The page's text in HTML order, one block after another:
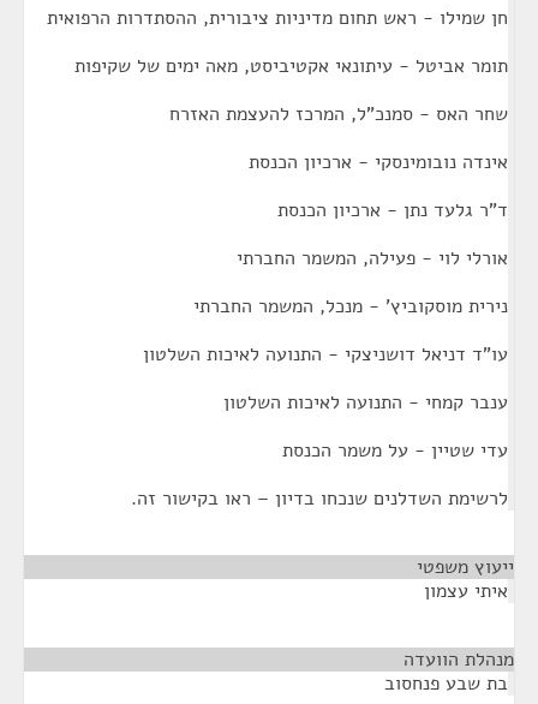
חן שמילו - ראש תחום מדיניות ציבורית, ההסתדרות הרפואית
תומר אביטל - עיתונאי אקטיביסט, מאה ימים של שקיפות
שחר האס - סמנכ"ל, המרכז להעצמת האזרח
אינדה נובומינסקי - ארכיון הכנסת
ד"ר גלעד נתן - ארכיון הכנסת
אורלי לוי - פעילה, המשמר החברתי
נירית מוסקוביץ' - מנכל, המשמר החברתי
עו"ד דניאל דושניצקי - התנועה לאיכות השלטון
ענבר קמחי - התנועה לאיכות השלטון
עדי שטיין - על משמר הכנסת
לרשימת השדלנים שנכחו בדיון – ראו בקישור זה.
ייעוץ משפטי
איתי עצמון
מנהלת הוועדה
בת שבע פנחסוב